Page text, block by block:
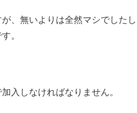
、無いよりは全然マシでした
。
入しなければなりません。